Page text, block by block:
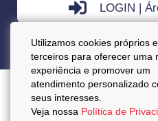
Utilizamos cookies próprios
terceiros para oferecer uma
experiência e promover um
atendimento personalizado
seus interesses.
Veja nossa Política de
LOGIN |
VENDA - LOCAÇÃO -
Preços mencionados neste site
Copyright © 2026 - Kasa Prestige
CRECI: J27037 ::